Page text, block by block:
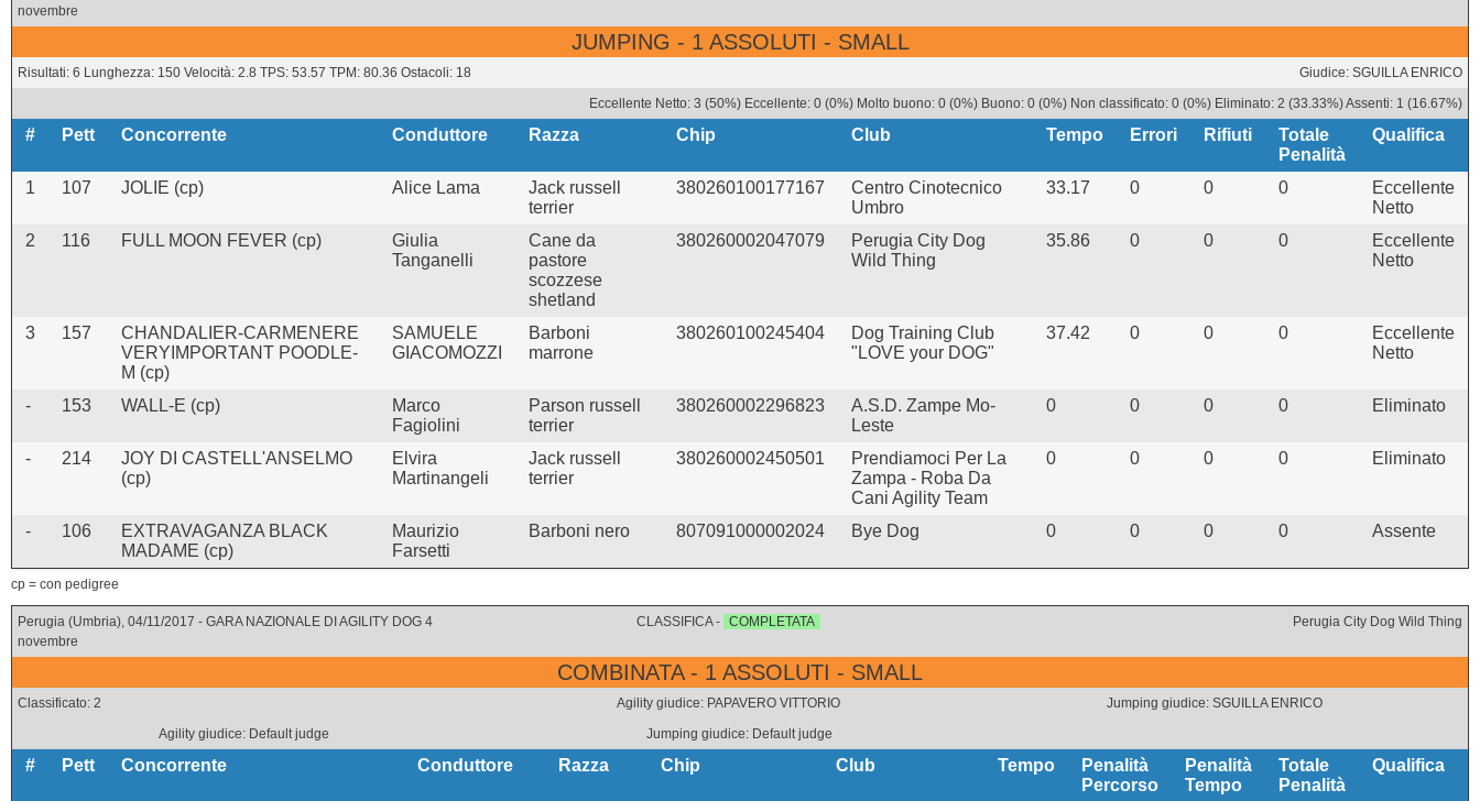
novembre
JUMPING - 1 ASSOLUTI - SMALL
Risultati: 6 Lunghezza: 150 Velocità: 2.8 TPS: 53.57 TPM: 80.36 Ostacoli: 18
Giudice: SGUILLA ENRICO
Eccellente Netto: 3 (50%) Eccellente: 0 (0%) Molto buono: 0 (0%) Buono: 0 (0%) Non classificato: 0 (0%) Eliminato: 2 (33.33%) Assenti: 1 (16.67%)
# Pett Concorrente Conduttore Razza Chip Club Tempo Errori Rifiuti
Totale
Penalità
Qualifica
1 107 JOLIE (cp) Alice Lama
Jack russell
terrier
380260100177167
Centro Cinotecnico
Umbro
33.17 0 0 0
Eccellente
Netto
2
116 FULL MOON FEVER (cp)
Giulia
Tanganelli
Cane da
pastore
scozzese
shetland
380260002047079
Perugia City Dog
Wild Thing
35.86 0 0 0
Eccellente
Netto
3 157
CHANDALIER-CARMENERE
VERYIMPORTANT POODLE-
M (cp)
SAMUELE
GIACOMOZZI
Barboni
marrone
380260100245404
Dog Training Club
"LOVE your DOG"
37.42 0 0 0
Eccellente
Netto
- 153 WALL-E (cp)
Marco
Fagiolini
Parson russell
terrier
380260002296823
A.S.D. Zampe Mo-
Leste
0 0 0 0 Eliminato
- 214
JOY DI CASTELL'ANSELMO
(cp)
Elvira
Martinangeli
Jack russell
terrier
380260002450501
Prendiamoci Per La
Zampa - Roba Da
Cani Agility Team
0 0 0 0 Eliminato
- 106
EXTRAVAGANZA BLACK
MADAME (cp)
Maurizio
Farsetti
Barboni nero 807091000002024 Bye Dog 0 0 0 0 Assente
cp = con pedigree
Perugia (Umbria), 04/11/2017 - GARA NAZIONALE DI AGILITY DOG 4
novembre
CLASSIFICA - COMPLETATA Perugia City Dog Wild Thing
COMBINATA - 1 ASSOLUTI - SMALL
Classificato: 2 Agility giudice: PAPAVERO VITTORIO
Jumping giudice: SGUILLA ENRICO
Agility giudice: Default judge
Jumping giudice: Default judge
# Pett Concorrente Conduttore Razza Chip Club Tempo
Penalità
Percorso
Penalità
Tempo
Totale
Penalità
Qualifica